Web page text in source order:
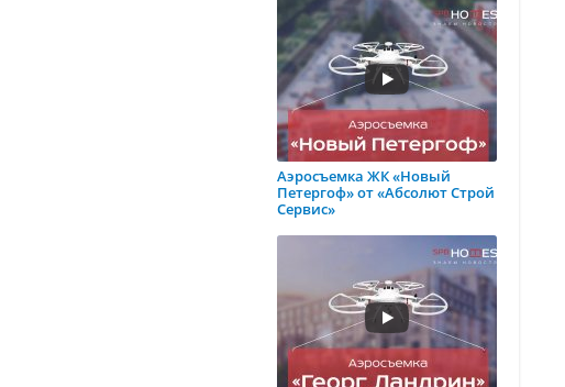
Аэросъемка ЖК «Новый
Петергоф» от «Абсолют Строй
Сервис»